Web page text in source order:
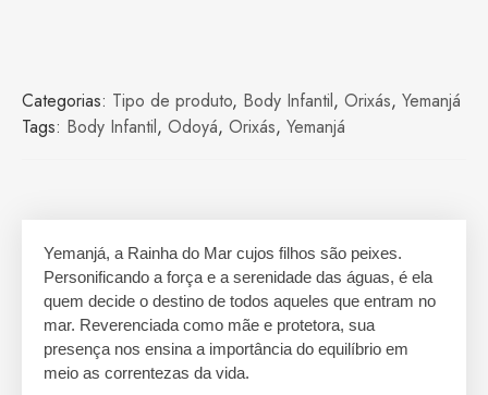
Categorias: Tipo de produto, Body Infantil, Orixás, Yemanjá
Tags: Body Infantil, Odoyá, Orixás, Yemanjá
Yemanjá, a Rainha do Mar cujos filhos são peixes.
Personificando a força e a serenidade das águas, é ela
quem decide o destino de todos aqueles que entram no
mar. Reverenciada como mãe e protetora, sua
presença nos ensina a importância do equilíbrio em
meio as correntezas da vida.